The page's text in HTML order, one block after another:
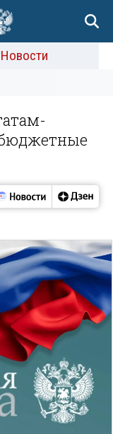
Новости